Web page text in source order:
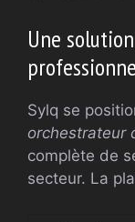
Une
Sylq se
orchestrateur
complète de
secteur. La